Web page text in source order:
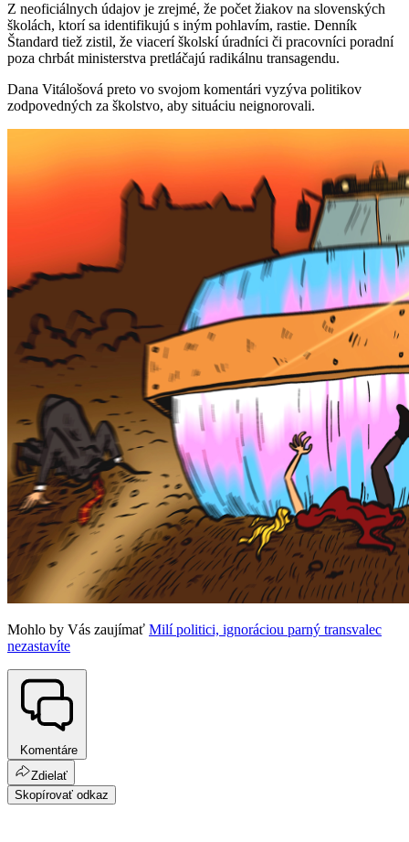
Z neoficiálnych údajov je zrejmé, že počet žiakov na slovenských
školách, ktorí sa identifikujú s iným pohlavím, rastie. Denník
Štandard tiež zistil, že viacerí školskí úradníci či pracovníci poradní
poza chrbát ministerstva pretláčajú radikálnu transagendu.
Dana Vitálošová preto vo svojom komentári vyzýva politikov
zodpovedných za školstvo, aby situáciu neignorovali.
Mohlo by Vás zaujímať Milí politici, ignoráciou parný transvalec
nezastavíte
Komentáre
Zdielať
Skopírovať odkaz